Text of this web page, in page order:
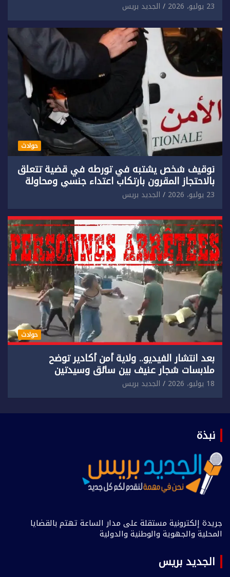
حق سائح أجنبي.
23 يوليو، 2026 الجديد بريس
حوادث
توقيف شخص يشتبه في تورطه في قضية تتعلق
بالاحتجاز المقرون بارتكاب اعتداء جنسي ومحاولة
إضرام النار عمدا.
23 يوليو، 2026 الجديد بريس
حوادث
بعد انتشار الفيديو.. ولاية أمن أكادير توضح
ملابسات شجار عنيف بين سائق وسيدتين
18 يوليو، 2026 الجديد بريس
نبذة
جريدة إلكترونية مستقلة على مدار الساعة تهتم بالقضايا
المحلية والجهوية والوطنية والدولية
الجديد بريس